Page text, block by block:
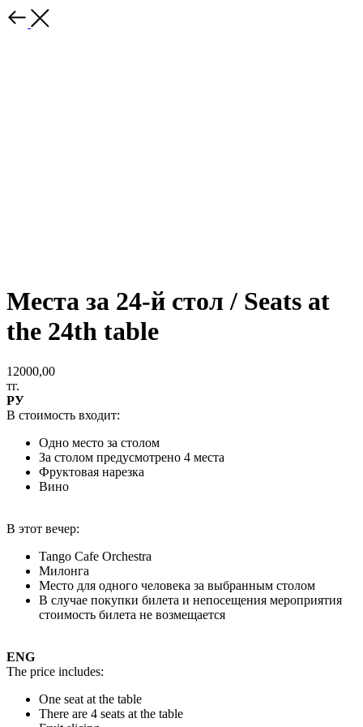
Места за 24-й стол / Seats at
the 24th table
12000,00
тг.
РУ
В стоимость входит:
Одно место за столом
За столом предусмотрено 4 места
Фруктовая нарезка
Вино
В этот вечер:
Tango Cafe Orchestra
Милонга
Место для одного человека за выбранным столом
В случае покупки билета и непосещения мероприятия
стоимость билета не возмещается
ENG
The price includes:
One seat at the table
There are 4 seats at the table